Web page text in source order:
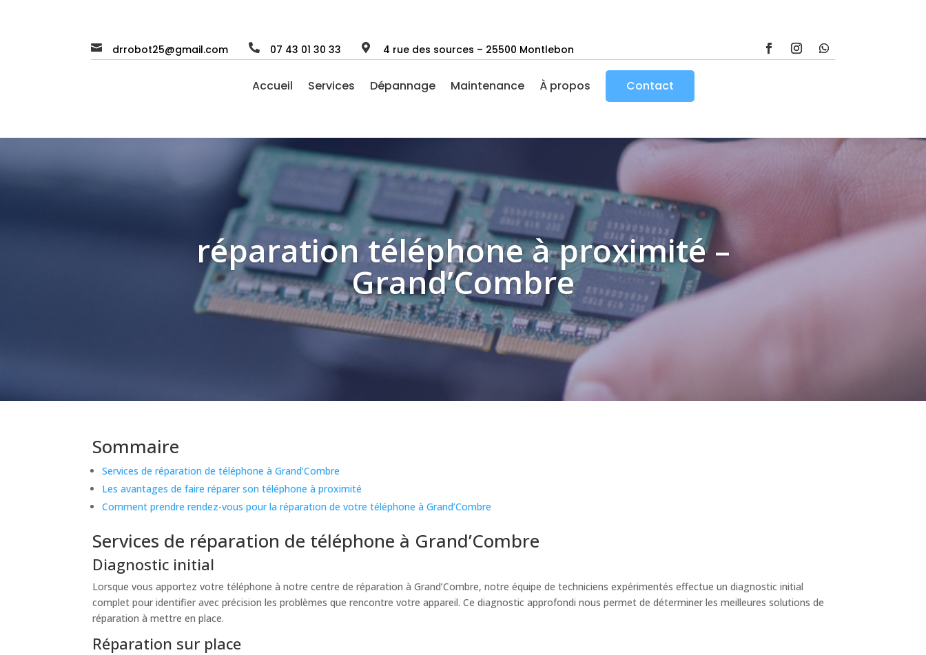
 drrobot25@gmail.com  07 43 01 30 33  4 rue des sources – 25500 Montlebon
Accueil Services Dépannage Maintenance À propos Contact
réparation téléphone à proximité –
Grand’Combre
Sommaire
Services de réparation de téléphone à Grand’Combre
Les avantages de faire réparer son téléphone à proximité
Comment prendre rendez-vous pour la réparation de votre téléphone à Grand’Combre
Services de réparation de téléphone à Grand’Combre
Diagnostic initial
Lorsque vous apportez votre téléphone à notre centre de réparation à Grand’Combre, notre équipe de techniciens expérimentés effectue un diagnostic initial
complet pour identifier avec précision les problèmes que rencontre votre appareil. Ce diagnostic approfondi nous permet de déterminer les meilleures solutions de
réparation à mettre en place.
Réparation sur place